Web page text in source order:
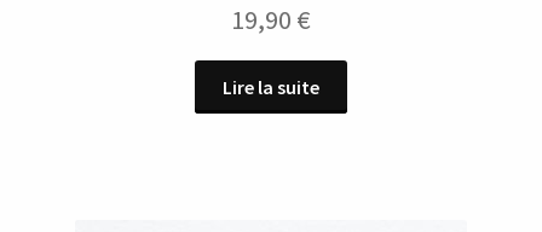
19,90 €
Lire la suite